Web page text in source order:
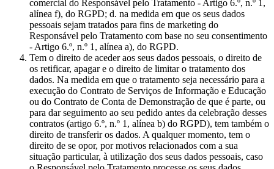
comercial do Responsável pelo Tratamento - Artigo 6.º, n.º 1,
alínea f), do RGPD; d. na medida em que os seus dados
pessoais sejam tratados para fins de marketing do
Responsável pelo Tratamento com base no seu consentimento
- Artigo 6.º, n.º 1, alínea a), do RGPD.
Tem o direito de aceder aos seus dados pessoais, o direito de
os retificar, apagar e o direito de limitar o tratamento dos
dados. Na medida em que o tratamento seja necessário para a
execução do Contrato de Serviços de Informação e Educação
ou do Contrato de Conta de Demonstração de que é parte, ou
para dar seguimento ao seu pedido antes da celebração desses
contratos (artigo 6.º, n.º 1, alínea b) do RGPD), tem também o
direito de transferir os dados. A qualquer momento, tem o
direito de se opor, por motivos relacionados com a sua
situação particular, à utilização dos seus dados pessoais, caso